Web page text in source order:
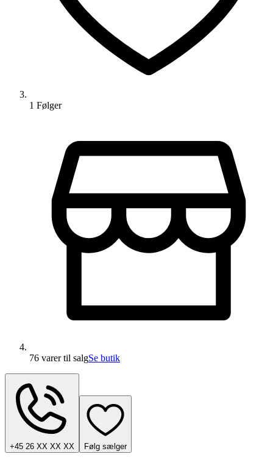
1 Følger
76 varertil salgSe butik
+45 26 XX XX XX Følg sælger